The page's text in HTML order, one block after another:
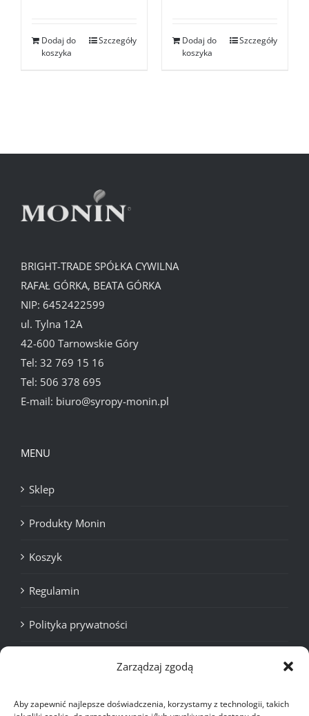
Zarządzaj zgodą
Aby zapewnić najlepsze doświadczenia, korzystamy z technologii, takich
Dodaj do
koszyka
Szczegóły
Dodaj do
koszyka
Szczegóły
BRIGHT-TRADE SPÓŁKA CYWILNA
RAFAŁ GÓRKA, BEATA GÓRKA
NIP: 6452422599
ul. Tylna 12A
42-600 Tarnowskie Góry
Tel: 32 769 15 16
Tel: 506 378 695
E-mail: biuro@syropy-monin.pl
MENU
Sklep
Produkty Monin
Koszyk
Regulamin
Polityka prywatności